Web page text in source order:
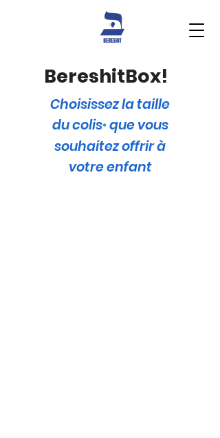
BereshitBox!
Choisissez la taille
ducolis*que vous
souhaitez offrir à
votre enfant